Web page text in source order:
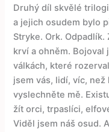
Druhý díl skvělé
a jejich osudem bylo
Stryke. Ork.
krví a ohněm. Bojoval
válkách, které
jsem vás, lidí, víc,
vyslechněte mě.
žít orci, trpaslíci,
Viděl jsem náš osud.